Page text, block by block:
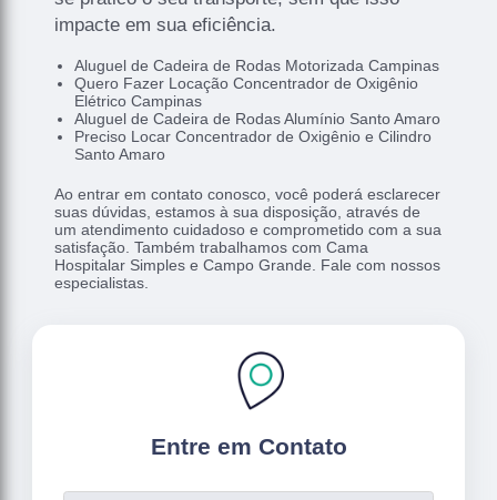
impacte em sua eficiência.
Aluguel de Cadeira de Rodas Motorizada Campinas
Quero Fazer Locação Concentrador de Oxigênio
Elétrico Campinas
Aluguel de Cadeira de Rodas Alumínio Santo Amaro
Preciso Locar Concentrador de Oxigênio e Cilindro
Santo Amaro
Ao entrar em contato conosco, você poderá esclarecer
suas dúvidas, estamos à sua disposição, através de
um atendimento cuidadoso e comprometido com a sua
satisfação. Também trabalhamos com Cama
Hospitalar Simples e Campo Grande. Fale com nossos
especialistas.
Entre em Contato